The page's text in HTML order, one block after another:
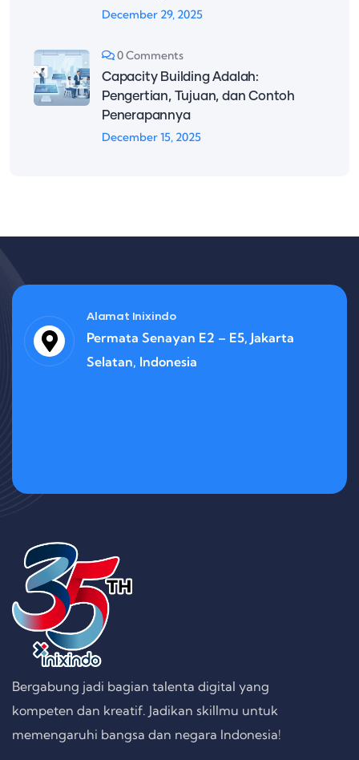
December 29, 2025
0 Comments
Capacity Building Adalah:
Pengertian, Tujuan, dan Contoh
Penerapannya
December 15, 2025
Alamat Inixindo
Permata Senayan E2 – E5, Jakarta
Selatan, Indonesia
Bergabung jadi bagian talenta digital yang
kompeten dan kreatif. Jadikan skillmu untuk
memengaruhi bangsa dan negara Indonesia!